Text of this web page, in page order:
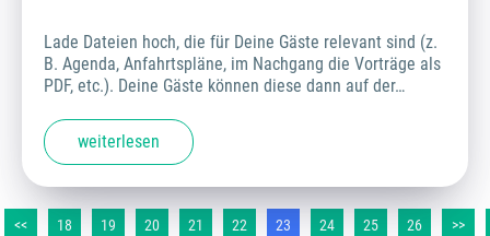
Lade Dateien hoch, die für Deine Gäste relevant sind (z.
B. Agenda, Anfahrtspläne, im Nachgang die Vorträge als
PDF, etc.). Deine Gäste können diese dann auf der…
weiterlesen
<< 18 19 20 21 22 23 24 25 26 >>